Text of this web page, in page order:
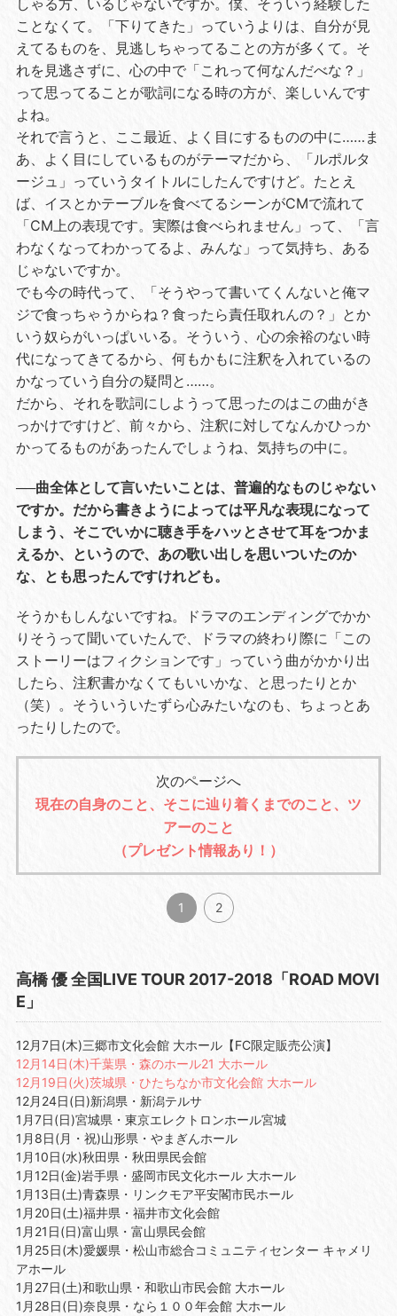
しゃる方、いるじゃないですか。僕、そういう経験した
ことなくて。「下りてきた」っていうよりは、自分が見
えてるものを、見逃しちゃってることの方が多くて。そ
れを見逃さずに、心の中で「これって何なんだべな？」
って思ってることが歌詞になる時の方が、楽しいんです
よね。
それで言うと、ここ最近、よく目にするものの中に……ま
あ、よく目にしているものがテーマだから、「ルポルタ
ージュ」っていうタイトルにしたんですけど。たとえ
ば、イスとかテーブルを食べてるシーンがCMで流れて
「CM上の表現です。実際は食べられません」って、「言
わなくなってわかってるよ、みんな」って気持ち、ある
じゃないですか。
でも今の時代って、「そうやって書いてくんないと俺マ
ジで食っちゃうからね？食ったら責任取れんの？」とか
いう奴らがいっぱいいる。そういう、心の余裕のない時
代になってきてるから、何もかもに注釈を入れているの
かなっていう自分の疑問と……。
だから、それを歌詞にしようって思ったのはこの曲がき
っかけですけど、前々から、注釈に対してなんかひっか
かってるものがあったんでしょうね、気持ちの中に。
──曲全体として言いたいことは、普遍的なものじゃない
ですか。だから書きようによっては平凡な表現になって
しまう、そこでいかに聴き手をハッとさせて耳をつかま
えるか、というので、あの歌い出しを思いついたのか
な、とも思ったんですけれども。
そうかもしんないですね。ドラマのエンディングでかか
りそうって聞いていたんで、ドラマの終わり際に「この
ストーリーはフィクションです」っていう曲がかかり出
したら、注釈書かなくてもいいかな、と思ったりとか
（笑）。そういういたずら心みたいなのも、ちょっとあ
ったりしたので。
次のページへ
現在の自身のこと、そこに辿り着くまでのこと、ツ
アーのこと
（プレゼント情報あり！）
1 2
高橋 優 全国LIVE TOUR 2017-2018「ROAD MOVI
E」
12月7日(木)三郷市文化会館 大ホール【FC限定販売公演】
12月14日(木)千葉県・森のホール21 大ホール
12月19日(火)茨城県・ひたちなか市文化会館 大ホール
12月24日(日)新潟県・新潟テルサ
1月7日(日)宮城県・東京エレクトロンホール宮城
1月8日(月・祝)山形県・やまぎんホール
1月10日(水)秋田県・秋田県民会館
1月12日(金)岩手県・盛岡市民文化ホール 大ホール
1月13日(土)青森県・リンクモア平安閣市民ホール
1月20日(土)福井県・福井市文化会館
1月21日(日)富山県・富山県民会館
1月25日(木)愛媛県・松山市総合コミュニティセンター キャメリ
アホール
1月27日(土)和歌山県・和歌山市民会館 大ホール
1月28日(日)奈良県・なら１００年会館 大ホール